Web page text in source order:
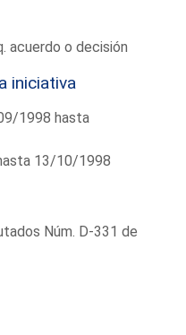
acuerdo o decisión
iniciativa
1998 hasta
13/10/1998
Núm. D-331 de